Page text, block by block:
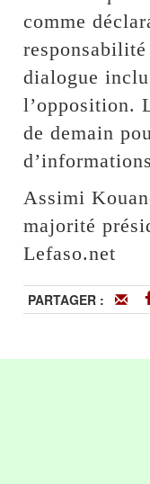
comme
dialogue
l’opposition.
de demain
Assimi
majorité
Lefaso.net
PARTAGER :